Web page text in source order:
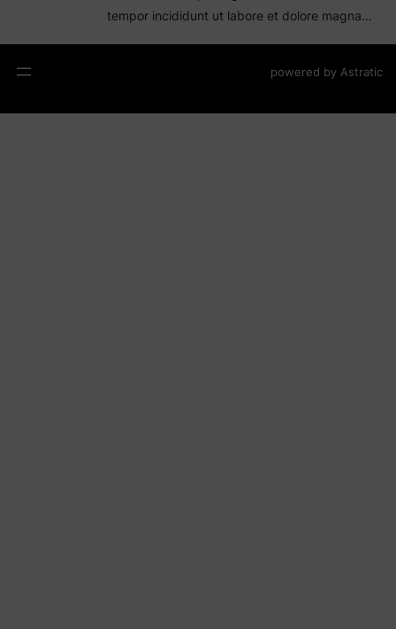
tempor incididunt ut labore et dolore magna…
powered by Astratic